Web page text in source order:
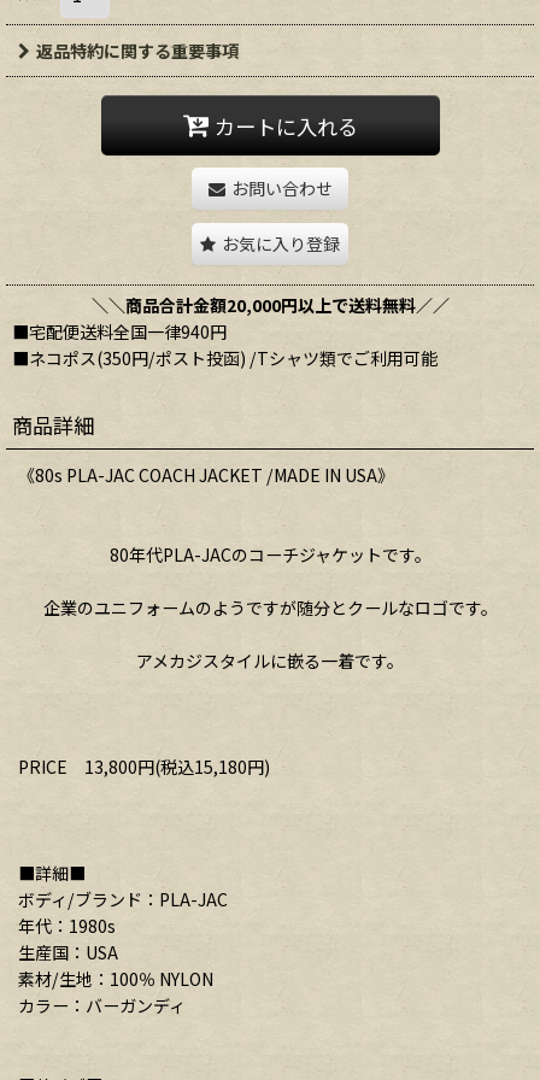
返品特約に関する重要事項
カートに入れる
お問い合わせ
お気に入り登録
＼＼商品合計金額20,000円以上で送料無料／／
■宅配便送料全国一律940円
■ネコポス(350円/ポスト投函) /Tシャツ類でご利用可能
商品詳細
《80s PLA-JAC COACH JACKET /MADE IN USA》
80年代PLA-JACのコーチジャケットです。
企業のユニフォームのようですが随分とクールなロゴです。
アメカジスタイルに嵌る一着です。
PRICE 13,800円(税込15,180円)
■詳細■
ボディ/ブランド：PLA-JAC
年代：1980s
生産国：USA
素材/生地：100％ NYLON
カラー：バーガンディ